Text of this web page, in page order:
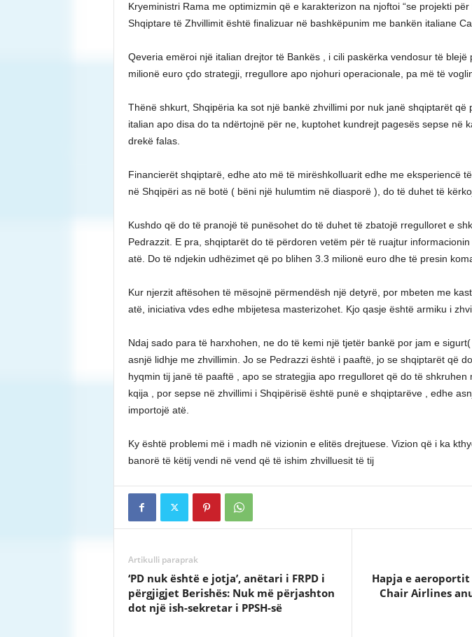
Kryeministri Rama me optimizmin që e karakterizon na njoftoi “se projekti
Shqiptare të Zhvillimit është finalizuar në bashkëpunim me bankën italiane
Qeveria emëroi një italian drejtor të Bankës , i cili paskërka vendosur të blejë
milionë euro çdo strategji, rregullore apo njohuri operacionale, pa më të
Thënë shkurt, Shqipëria ka sot një bankë zhvillimi por nuk janë shqiptarët që
italian apo disa do ta ndërtojnë për ne, kuptohet kundrejt pagesës sepse në
drekë falas.
Financierët shqiptarë, edhe ato më të mirëshkolluarit edhe me eksperiencë
në Shqipëri as në botë ( bëni një hulumtim në diasporë ), do të duhet të
Kushdo që do të pranojë të punësohet do të duhet të zbatojë rregulloret e
Pedrazzit. E pra, shqiptarët do të përdoren vetëm për të ruajtur
atë. Do të ndjekin udhëzimet që po blihen 3.3 milionë euro dhe të presin
Kur njerzit aftësohen të mësojnë përmendësh një detyrë, por mbeten me
atë, iniciativa vdes edhe mbijetesa masterizohet. Kjo qasje është armiku i
Ndaj sado para të harxhohen, ne do të kemi një tjetër bankë por jam e
asnjë lidhje me zhvillimin. Jo se Pedrazzi është i paaftë, jo se shqiptarët që
hyqmin tij janë të paaftë , apo se strategjia apo rregulloret që do të shkruhen
kqija , por sepse në zhvillimi i Shqipërisë është punë e shqiptarëve , edhe
importojë atë.
Ky është problemi më i madh në vizionin e elitës drejtuese. Vizion që i ka
banorë të këtij vendi në vend që të ishim zhvilluesit të tij
Artikulli paraprak
‘PD nuk është e jotja’, anëtari i FRPD i
përgjigjet Berishës: Nuk më përjashton
dot një ish-sekretar i PPSH-së
Hapja e
Chair Airlines